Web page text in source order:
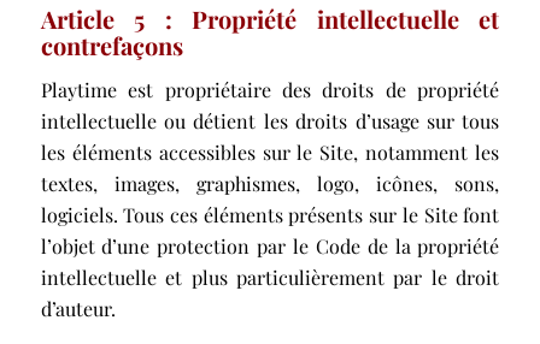
Article 5 : Propriété intellectuelle et
contrefaçons
Playtime est propriétaire des droits de propriété
intellectuelle ou détient les droits d’usage sur tous
les éléments accessibles sur le Site, notamment les
textes, images, graphismes, logo, icônes, sons,
logiciels. Tous ces éléments présents sur le Site font
l’objet d’une protection par le Code de la propriété
intellectuelle et plus particulièrement par le droit
d’auteur.